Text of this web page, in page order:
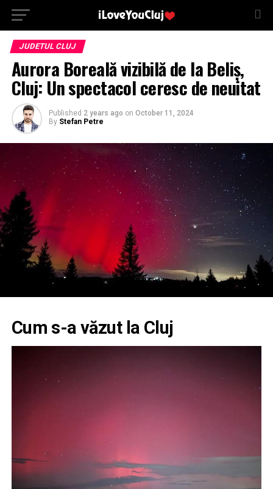
JUDETUL CLUJ
Aurora Boreală vizibilă de la Beliș,
Cluj: Un spectacol ceresc de neuitat
Published 2 years ago on October 11, 2024
By Stefan Petre
Cum s-a văzut la Cluj